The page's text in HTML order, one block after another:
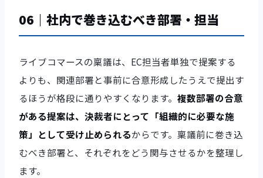
06｜社内で巻き込むべき部署・担当
ライブコマースの稟議は、EC担当者単独で提案する
よりも、関連部署と事前に合意形成したうえで提出す
るほうが格段に通りやすくなります。 複数部署の合意
がある提案は、決裁者にとって「組織的に必要な施
策」として受け止められるからです。稟議前に巻き込
むべき部署と、それぞれをどう関与させるかを整理し
ます。